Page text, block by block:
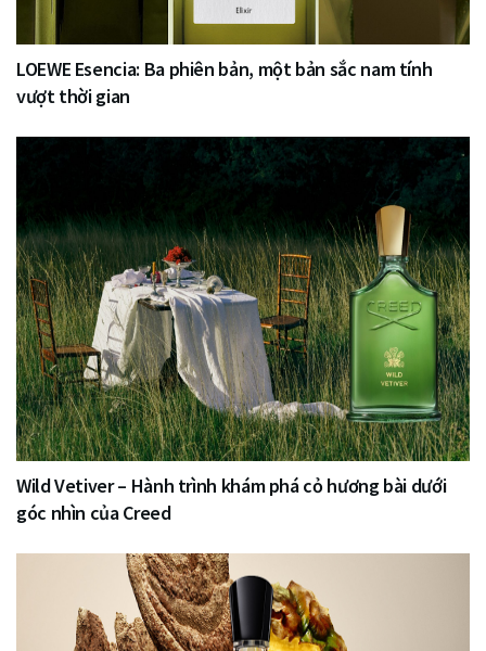
LOEWE Esencia: Ba phiên bản, một bản sắc nam tính
vượt thời gian
Wild Vetiver – Hành trình khám phá cỏ hương bài dưới
góc nhìn của Creed